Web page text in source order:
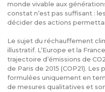
monde vivable aux
constat n’est pas suffisant :
décider des actions
Le sujet du réchauffement
illustratif. L’Europe et la
trajectoire d’émissions de
de Paris de 2015 (COP21).
formulées uniquement en
de mesures qualitatives et